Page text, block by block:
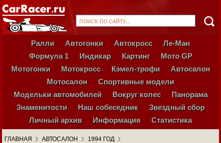
Ралли Автогонки Автокросс
Ле-Ман
Формула 1
Индикар Картинг
Мото GP
Мотогонки
Мотокросс Кэмел-трофи
Автосалон
Мотосалон
Спортивные модели
Модельки автомобилей
Вокруг колес
Панорама
Знаменитости
Наш собеседник
Звездный сбор
Личный архив
Информация Статистика
ГЛАВНАЯ АВТОСАЛОН
1994 ГОД